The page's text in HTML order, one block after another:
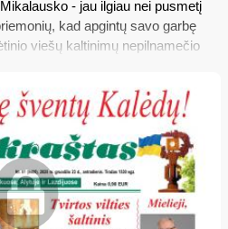
- jau ilgiau nei pusmetį
kad apgintų savo garbę
viešų kaltinimų nepilnamečio
Etikos komisija, gavusi
buvęs V. Mikalausko auklėtinis
su prašymu išaiškinti – kaip
aukai“, įrodyti savo tiesą teisme,
vien dėl suėjusio senaties